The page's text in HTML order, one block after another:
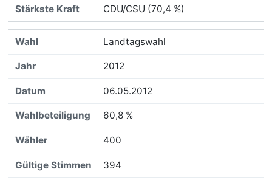
CDU/CSU (70,4 %)
Landtagswahl
2012
06.05.2012
60,8 %
400
394